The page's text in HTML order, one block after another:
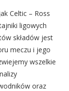
Celtic – Ross
ligowych
składów jest
meczu i jego
wszelkie
oraz